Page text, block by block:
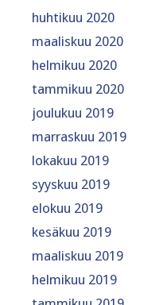
huhtikuu 2020
maaliskuu 2020
helmikuu 2020
tammikuu 2020
joulukuu 2019
marraskuu 2019
lokakuu 2019
syyskuu 2019
elokuu 2019
kesäkuu 2019
maaliskuu 2019
helmikuu 2019